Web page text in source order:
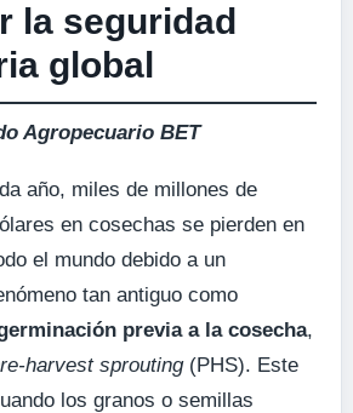
la seguridad
global
Agropecuario BET
año, miles de millones de
en cosechas se pierden en
el mundo debido a un
tan antiguo como
previa a la cosecha,
harvest sprouting(PHS). Este
los granos o semillas